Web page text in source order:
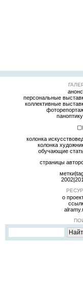
персональные
коллективные
колонка
колонка
обучающие
страницы
о